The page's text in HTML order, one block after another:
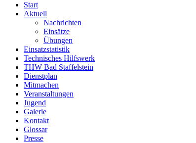
Start
Aktuell
Nachrichten
Einsätze
Übungen
Einsatzstatistik
Technisches Hilfswerk
THW Bad Staffelstein
Dienstplan
Mitmachen
Veranstaltungen
Jugend
Galerie
Kontakt
Glossar
Presse